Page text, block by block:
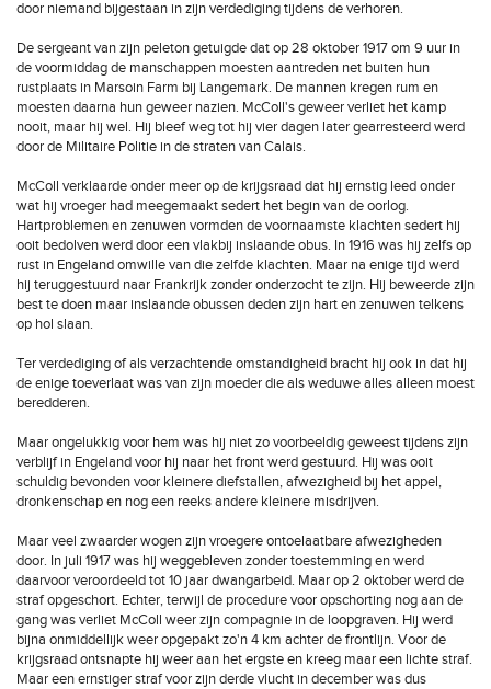
door niemand bijgestaan in zijn verdediging tijdens de verhoren.
De sergeant van zijn peleton getuigde dat op 28 oktober 1917 om 9 uur in
de voormiddag de manschappen moesten aantreden net buiten hun
rustplaats in Marsoin Farm bij Langemark. De mannen kregen rum en
moesten daarna hun geweer nazien. McColl's geweer verliet het kamp
nooit, maar hij wel. Hij bleef weg tot hij vier dagen later gearresteerd werd
door de Militaire Politie in de straten van Calais.
McColl verklaarde onder meer op de krijgsraad dat hij ernstig leed onder
wat hij vroeger had meegemaakt sedert het begin van de oorlog.
Hartproblemen en zenuwen vormden de voornaamste klachten sedert hij
ooit bedolven werd door een vlakbij inslaande obus. In 1916 was hij zelfs op
rust in Engeland omwille van die zelfde klachten. Maar na enige tijd werd
hij teruggestuurd naar Frankrijk zonder onderzocht te zijn. Hij beweerde zijn
best te doen maar inslaande obussen deden zijn hart en zenuwen telkens
op hol slaan.
Ter verdediging of als verzachtende omstandigheid bracht hij ook in dat hij
de enige toeverlaat was van zijn moeder die als weduwe alles alleen moest
beredderen.
Maar ongelukkig voor hem was hij niet zo voorbeeldig geweest tijdens zijn
verblijf in Engeland voor hij naar het front werd gestuurd. Hij was ooit
schuldig bevonden voor kleinere diefstallen, afwezigheid bij het appel,
dronkenschap en nog een reeks andere kleinere misdrijven.
Maar veel zwaarder wogen zijn vroegere ontoelaatbare afwezigheden
door. In juli 1917 was hij weggebleven zonder toestemming en werd
daarvoor veroordeeld tot 10 jaar dwangarbeid. Maar op 2 oktober werd de
straf opgeschort. Echter, terwijl de procedure voor opschorting nog aan de
gang was verliet McColl weer zijn compagnie in de loopgraven. Hij werd
bijna onmiddellijk weer opgepakt zo'n 4 km achter de frontlijn. Voor de
krijgsraad ontsnapte hij weer aan het ergste en kreeg maar een lichte straf.
Maar een ernstiger straf voor zijn derde vlucht in december was dus